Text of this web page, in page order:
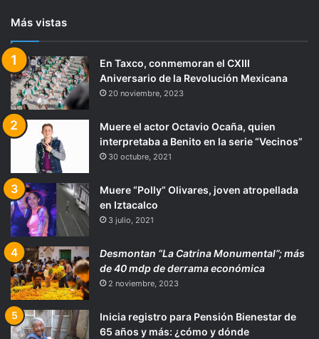
Más vistas
En Taxco, conmemoran el CXIII
Aniversario de la Revolución Mexicana
20 noviembre, 2023
Muere el actor Octavio Ocaña, quien
interpretaba a Benito en la serie “Vecinos”
30 octubre, 2021
Muere “Polly” Olivares, joven atropellada
en Iztacalco
3 julio, 2021
Desmontan “La Catrina Monumental”; más
de 40 mdp de derrama económica
2 noviembre, 2023
Inicia registro para Pensión Bienestar de
65 años y más: ¿cómo y dónde